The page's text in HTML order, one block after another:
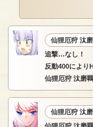
仙狸厄狩 汰
追撃…なし！
反動400により
仙狸厄狩 汰磨
仙狸厄狩 汰